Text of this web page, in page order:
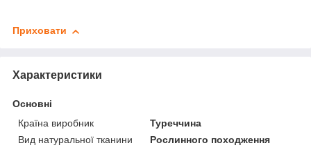
Приховати
Характеристики
Основні
Країна виробник
Туреччина
Вид натуральної тканини
Рослинного походження